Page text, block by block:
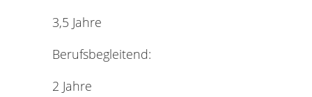
3,5 Jahre
Berufsbegleitend:
2 Jahre